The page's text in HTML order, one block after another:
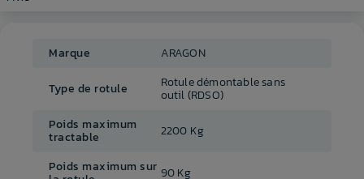
Marque ARAGON
Type de rotule Rotule démontable sans
outil (RDSO)
Poids maximum
tractable 2200 Kg
Poids maximum sur 90 Kg